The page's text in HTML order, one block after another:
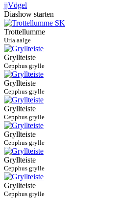
jjVögel
Diashow starten
Trottellumme
Uria aalge
Gryllteiste
Cepphus grylle
Gryllteiste
Cepphus grylle
Gryllteiste
Cepphus grylle
Gryllteiste
Cepphus grylle
Gryllteiste
Cepphus grylle
Gryllteiste
Cepphus grylle